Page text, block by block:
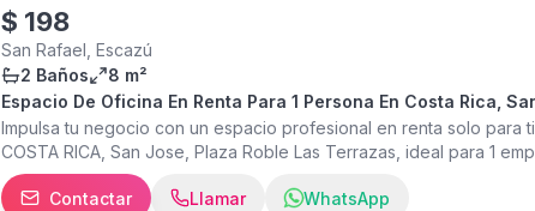
$ 198
San Rafael, Escazú
2 Baños
8 m²
Espacio De Oficina En Renta Para 1 Persona En Costa Rica,
Impulsa tu negocio con un espacio profesional en renta solo para
COSTA RICA, San Jose, Plaza Roble Las Terrazas, ideal para 1
completamente equipadas con WiFi de alta velocidad y
y largo plazo para adaptarnos a las necesidades de tu equipo.
Contactar Llamar WhatsApp